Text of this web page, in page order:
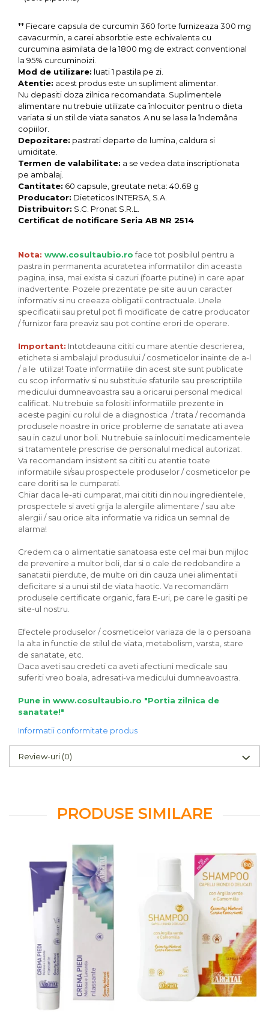
** Fiecare capsula de curcumin 360 forte furnizeaza 300 mg
cavacurmin, a carei absorbtie este echivalenta cu
curcumina asimilata de la 1800 mg de extract conventional
la 95% curcuminoizi.
Mod de utilizare: luati 1 pastila pe zi.
Atentie: acest produs este un supliment alimentar.
Nu depasiti doza zilnica recomandata. Suplimentele
alimentare nu trebuie utilizate ca înlocuitor pentru o dieta
variata si un stil de viata sanatos. A nu se lasa la îndemâna
copiilor.
Depozitare: pastrati departe de lumina, caldura si
umiditate.
Termen de valabilitate: a se vedea data inscriptionata
pe ambalaj.
Cantitate: 60 capsule, greutate neta: 40.68 g
Producator: Dieteticos INTERSA, S.A.
Distribuitor: S.C. Pronat S.R.L.
Certificat de notificare Seria AB NR 2514
Nota: www.cosultaubio.roface tot posibilul pentru a
pastra in permanenta acuratetea informatiilor din aceasta
pagina, insa, mai exista si cazuri (foarte putine) in care apar
inadvertente. Pozele prezentate pe site au un caracter
informativ si nu creeaza obligatii contractuale. Unele
specificatii sau pretul pot fi modificate de catre producator
/ furnizor fara preaviz sau pot contine erori de operare.
Important: Intotdeauna cititi cu mare atentie descrierea,
eticheta si ambalajul produsului / cosmeticelor inainte de a-l
/ a le utiliza! Toate informatiile din acest site sunt publicate
cu scop informativ si nu substituie sfaturile sau prescriptiile
medicului dumneavoastra sau a oricarui personal medical
calificat. Nu trebuie sa folositi informatiile prezente in
aceste pagini cu rolul de a diagnostica / trata / recomanda
produsele noastre in orice probleme de sanatate ati avea
sau in cazul unor boli. Nu trebuie sa inlocuiti medicamentele
si tratamentele prescrise de personalul medical autorizat.
Va recomandam insistent sa cititi cu atentie toate
informatiile si/sau prospectele produselor / cosmeticelor pe
care doriti sa le cumparati.
Chiar daca le-ati cumparat, mai cititi din nou ingredientele,
prospectele si aveti grija la alergiile alimentare / sau alte
alergii / sau orice alta informatie va ridica un semnal de
alarma!
Credem ca o alimentatie sanatoasa este cel mai bun mijloc
de prevenire a multor boli, dar si o cale de redobandire a
sanatatii pierdute, de multe ori din cauza unei alimentatii
deficitare si a unui stil de viata haotic. Va recomandăm
produsele certificate organic, fara E-uri, pe care le gasiti pe
site-ul nostru.
Efectele produselor / cosmeticelor variaza de la o persoana
la alta in functie de stilul de viata, metabolism, varsta, stare
de sanatate, etc.
Daca aveti sau credeti ca aveti afectiuni medicale sau
suferiti vreo boala, adresati-va medicului dumneavoastra.
Pune in www.cosultaubio.ro "Portia zilnica de
sanatate!"
Informatii conformitate produs
Review-uri (0)
PRODUSE SIMILARE